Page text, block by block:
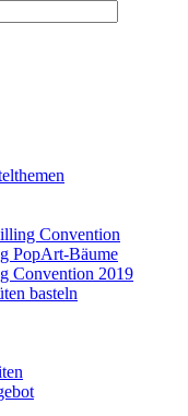
Convention
PopArt-Bäume
Convention 2019
basteln